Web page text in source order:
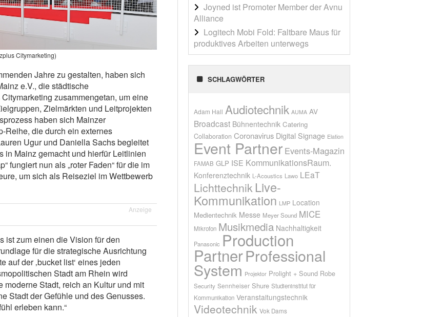
Citymarketing)
Jahre zu gestalten, haben sich
e.V., die städtische
zusammengetan, um eine
Zielmärkten und Leitprojekten
haben sich Mainzer
Reihe, die durch ein externes
Ugur und Daniella Sachs begleitet
in Mainz gemacht und hierfür Leitlinien
fungiert nun als „roter Faden“ für die im
um sich als Reiseziel im Wettbewerb
Anzeige
ist zum einen die Vision für den
für die strategische Ausrichtung
auf der ‚bucket list‘ eines jeden
Stadt am Rhein wird
moderne Stadt, reich an Kultur und mit
Stadt der Gefühle und des Genusses.
erleben kann.“
Joyned ist Promoter Member der Avnu
Alliance
Logitech Mobi Fold: Faltbare Maus für
produktives Arbeiten unterwegs
SCHLAGWÖRTER
Adam Hall Audiotechnik AUMA AV
Broadcast Bühnentechnik Catering
Collaboration Coronavirus Digital Signage Elation
Event Partner Events-Magazin
FAMAB GLP ISE KommunikationsRaum.
Konferenztechnik L-Acoustics Lawo LEaT
Lichttechnik Live-
Kommunikation LMP Location
Medientechnik Messe Meyer Sound MICE
Mikrofon Musikmedia Nachhaltigkeit
Panasonic Production
PartnerProfessional
System Projektor Prolight + Sound Robe
Security Sennheiser Shure Studieninstitut für
Kommunikation Veranstaltungstechnik
Videotechnik Vok Dams